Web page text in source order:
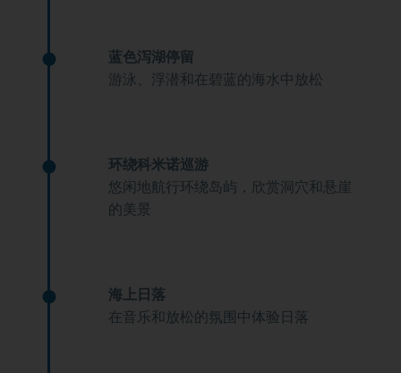
蓝色泻湖停留
游泳、浮潜和在碧蓝的海水中放松
环绕科米诺巡游
悠闲地航行环绕岛屿，欣赏洞穴和悬崖
的美景
海上日落
在音乐和放松的氛围中体验日落